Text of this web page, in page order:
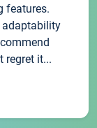
features.
adaptability
regret it...